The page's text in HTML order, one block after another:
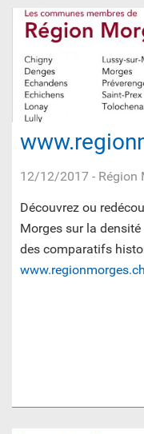
12/12/2017 - Région
Découvrez ou
Morges sur la
des comparatifs
www.regionmorges.ch